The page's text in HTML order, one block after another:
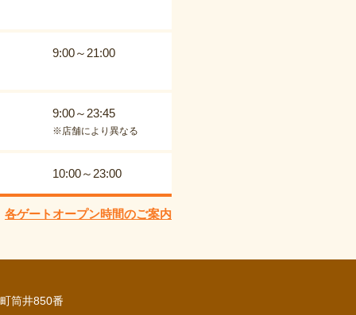
9:00～21:00
9:00～23:45
※店舗により異なる
10:00～23:00
各ゲートオープン時間のご案内
筒井850番